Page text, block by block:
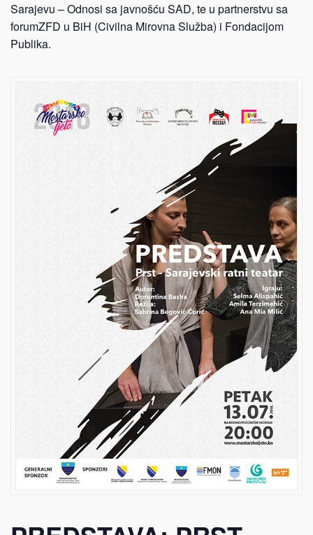
Sarajevu – Odnosi sa javnošću SAD, te u partnerstvu sa
forumZFD u BiH (Civilna Mirovna Služba) i Fondacijom
Publika.